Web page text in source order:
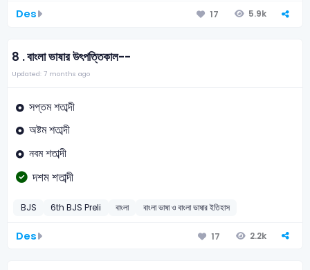
Des 17 5.9k
8 .বাংলা ভাষার উৎপত্তিকাল--
Updated: 7 months ago
সপ্তম শতাব্দী
অষ্টম শতাব্দী
নবম শতাব্দী
দশম শতাব্দী
BJS 6th BJS Preli বাংলা বাংলা ভাষা ও বাংলা ভাষার ইতিহাস
Des 17 2.2k